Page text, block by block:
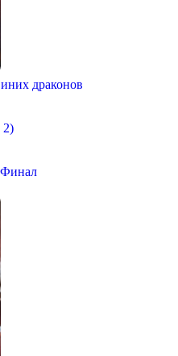
драконов
2)
Финал